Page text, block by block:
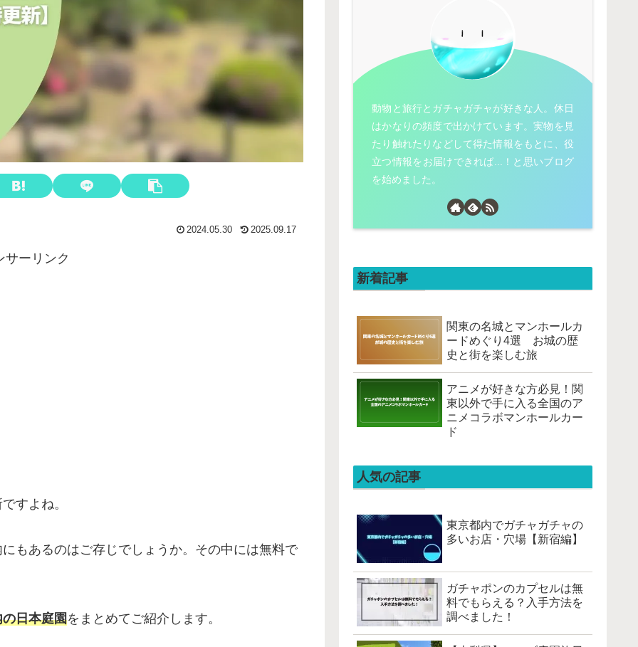
2024.05.30 2025.09.17
サーリンク
すよね。
もあるのはご存じでしょうか。その中には無料で
日本庭園をまとめてご紹介します。
動物と旅行とガチャガチャが好きな人。休日
はかなりの頻度で出かけています。実物を見
たり触れたりなどして得た情報をもとに、役
立つ情報をお届けできれば...！と思いブログ
を始めました。
新着記事
関東の名城とマンホールカ
ードめぐり4選 お城の歴
史と街を楽しむ旅
アニメが好きな方必見！関
東以外で手に入る全国のア
ニメコラボマンホールカー
ド
人気の記事
東京都内でガチャガチャの
多いお店・穴場【新宿編】
ガチャポンのカプセルは無
料でもらえる？入手方法を
調べました！